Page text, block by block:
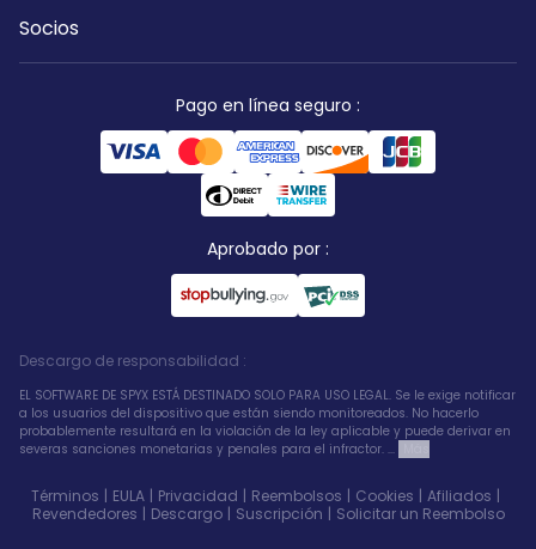
Socios
Pago en línea seguro :
Aprobado por :
Descargo de responsabilidad :
EL SOFTWARE DE SPYX ESTÁ DESTINADO SOLO PARA USO LEGAL. Se le exige notificar
a los usuarios del dispositivo que están siendo monitoreados. No hacerlo
probablemente resultará en la violación de la ley aplicable y puede derivar en
severas sanciones monetarias y penales para el infractor. ...
Términos | EULA | Privacidad | Reembolsos | Cookies | Afiliados |
Revendedores | Descargo | Suscripción | Solicitar un Reembolso